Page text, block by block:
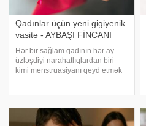
Qadınlar üçün yeni gigiyenik
vasitə - AYBAŞI FİNCANI
Hər bir sağlam qadının hər ay
üzləşdiyi narahatlıqlardan biri
kimi menstruasiyanı qeyd etmək
şəxsi gigiyena vasitələri icad
edilmi